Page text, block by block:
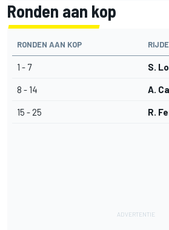
Ronden aan kop
RONDEN AAN KOP
1 - 7 S.
8 - 14 A.
15 - 25 R.